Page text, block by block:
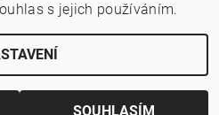
vyhrazenaUpravit nastavení cookies
s jejich používáním.
SOUHLASÍM